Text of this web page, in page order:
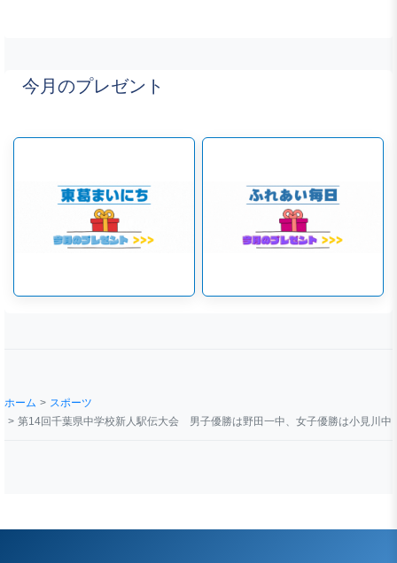
今月のプレゼント
ホーム
スポーツ
第14回千葉県中学校新人駅伝大会 男子優勝は野田一中、女子優勝は小見川中